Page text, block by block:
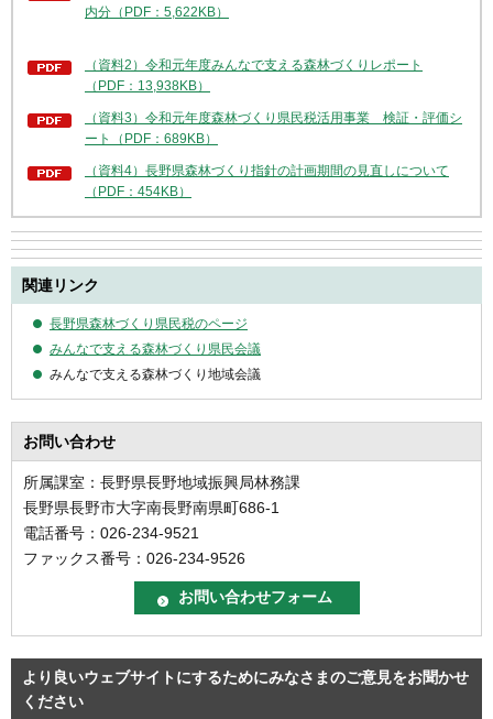
内分（PDF：5,622KB）
（資料2）令和元年度みんなで支える森林づくりレポート
（PDF：13,938KB）
（資料3）令和元年度森林づくり県民税活用事業 検証・評価シ
ート（PDF：689KB）
（資料4）長野県森林づくり指針の計画期間の見直しについて
（PDF：454KB）
関連リンク
長野県森林づくり県民税のページ
みんなで支える森林づくり県民会議
みんなで支える森林づくり地域会議
お問い合わせ
所属課室：長野県長野地域振興局林務課
長野県長野市大字南長野南県町686-1
電話番号：026-234-9521
ファックス番号：026-234-9526
より良いウェブサイトにするためにみなさまのご意見をお聞かせ
ください